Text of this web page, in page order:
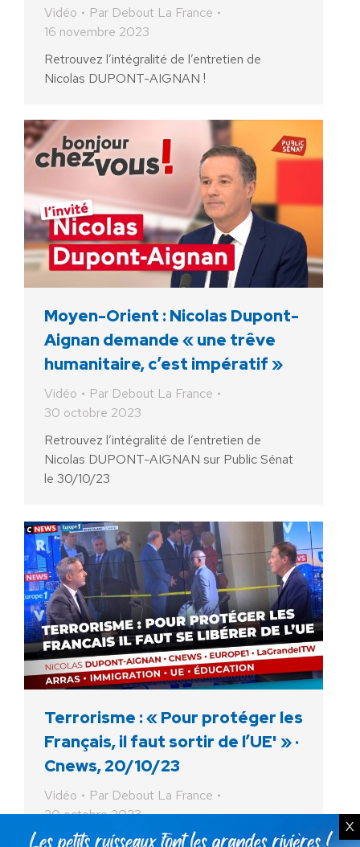
Vidéo Par Debout La France
16 novembre 2023
Retrouvez l’intégralité de l’entretien de
Nicolas DUPONT-AIGNAN !
Moyen-Orient : Nicolas Dupont-
Aignan demande « une trêve
humanitaire, c’est impératif »
Vidéo Par Debout La France
30 octobre 2023
Retrouvez l’intégralité de l’entretien de
Nicolas DUPONT-AIGNAN sur Public Sénat
le 30/10/23
Terrorisme : « Pour protéger les
Français, il faut sortir de l’UE' » ·
Cnews, 20/10/23
Vidéo Par Debout La France
20 octobre 2023
Retrouvez l’intégralité de l’entretien de
X